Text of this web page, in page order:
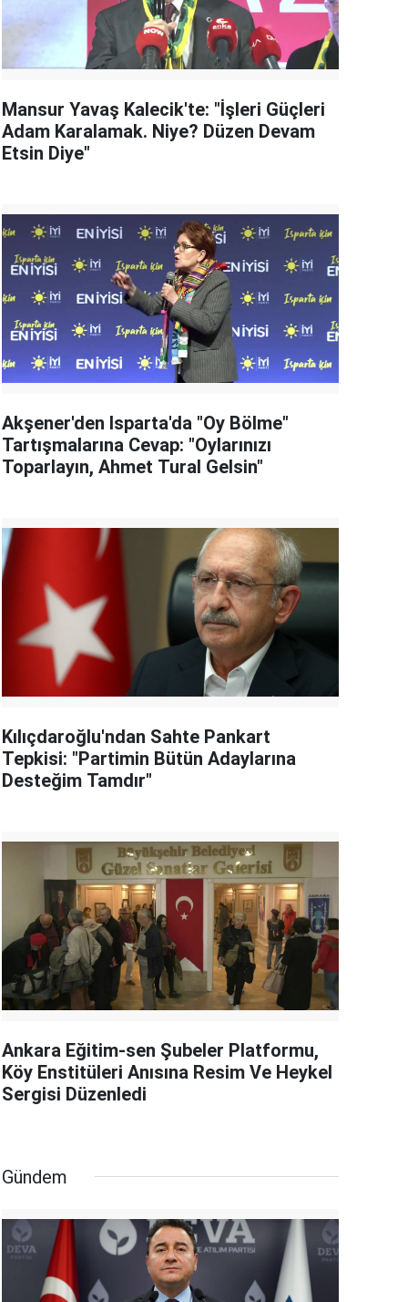
Mansur Yavaş Kalecik'te: "İşleri Güçleri
Adam Karalamak. Niye? Düzen Devam
Etsin Diye"
Akşener'den Isparta'da "Oy Bölme"
Tartışmalarına Cevap: "Oylarınızı
Toparlayın, Ahmet Tural Gelsin"
Kılıçdaroğlu'ndan Sahte Pankart
Tepkisi: "Partimin Bütün Adaylarına
Desteğim Tamdır"
Ankara Eğitim-sen Şubeler Platformu,
Köy Enstitüleri Anısına Resim Ve Heykel
Sergisi Düzenledi
Gündem